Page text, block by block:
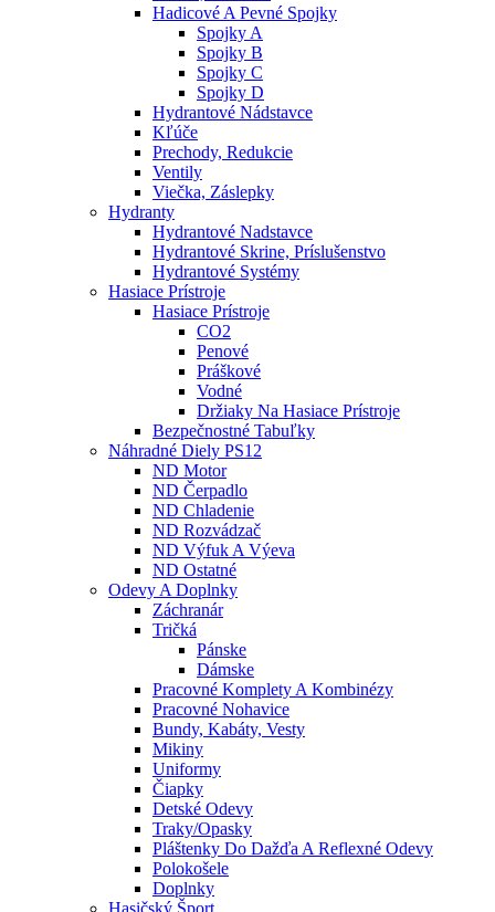
Hadicové A Pevné Spojky
Spojky A
Spojky B
Spojky C
Spojky D
Hydrantové Nádstavce
Kľúče
Prechody, Redukcie
Ventily
Viečka, Záslepky
Hydranty
Hydrantové Nadstavce
Hydrantové Skrine, Príslušenstvo
Hydrantové Systémy
Hasiace Prístroje
Hasiace Prístroje
CO2
Penové
Práškové
Vodné
Držiaky Na Hasiace Prístroje
Bezpečnostné Tabuľky
Náhradné Diely PS12
ND Motor
ND Čerpadlo
ND Chladenie
ND Rozvádzač
ND Výfuk A Výeva
ND Ostatné
Odevy A Doplnky
Záchranár
Tričká
Pánske
Dámske
Pracovné Komplety A Kombinézy
Pracovné Nohavice
Bundy, Kabáty, Vesty
Mikiny
Uniformy
Čiapky
Detské Odevy
Traky/opasky
Pláštenky Do Dažďa A Reflexné Odevy
Polokošele
Doplnky
Hasičský Šport